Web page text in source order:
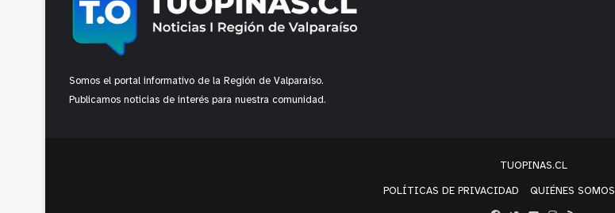
Somos el portal informativo de la Región de Valparaíso.
Publicamos noticias de interés para nuestra comunidad.
TUOPINAS.CL
POLÍTICAS DE PRIVACIDAD QUIÉNES SOMOS